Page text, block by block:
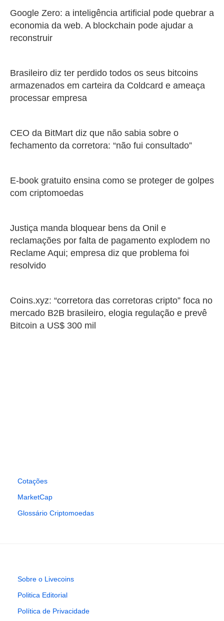
Google Zero: a inteligência artificial pode quebrar a
economia da web. A blockchain pode ajudar a
reconstruir
Brasileiro diz ter perdido todos os seus bitcoins
armazenados em carteira da Coldcard e ameaça
processar empresa
CEO da BitMart diz que não sabia sobre o
fechamento da corretora: “não fui consultado”
E-book gratuito ensina como se proteger de golpes
com criptomoedas
Justiça manda bloquear bens da Onil e
reclamações por falta de pagamento explodem no
Reclame Aqui; empresa diz que problema foi
resolvido
Coins.xyz: “corretora das corretoras cripto” foca no
mercado B2B brasileiro, elogia regulação e prevê
Bitcoin a US$ 300 mil
Cotações
MarketCap
Glossário Criptomoedas
Sobre o Livecoins
Politica Editorial
Política de Privacidade